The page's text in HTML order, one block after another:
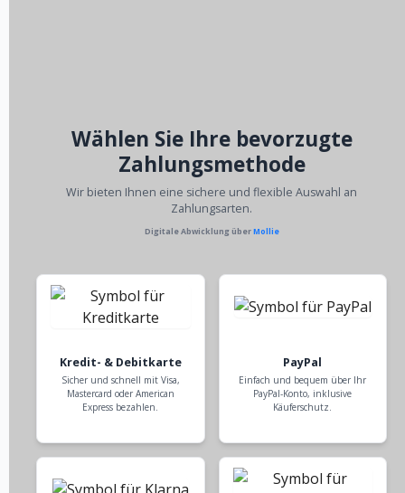
Wählen Sie Ihre bevorzugte
Zahlungsmethode
Wir bieten Ihnen eine sichere und flexible Auswahl an
Zahlungsarten.
Digitale Abwicklung überMollie
Kredit- & Debitkarte
Sicher und schnell mit Visa,
Mastercard oder American
Express bezahlen.
PayPal
Einfach und bequem über Ihr
PayPal-Konto, inklusive
Käuferschutz.